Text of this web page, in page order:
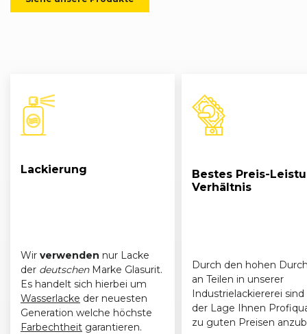
Lackierung
Wir verwenden nur Lacke
der deutschenMarke Glasurit.
Es handelt sich hierbei um
Wasserlacke der neuesten
Generation welche höchste
Farbechtheit garantieren.
Bestes Preis-
Verhältnis
Durch den hohen
an Teilen in unserer
Industrielackiererei sind
der Lage Ihnen
zu guten Preisen